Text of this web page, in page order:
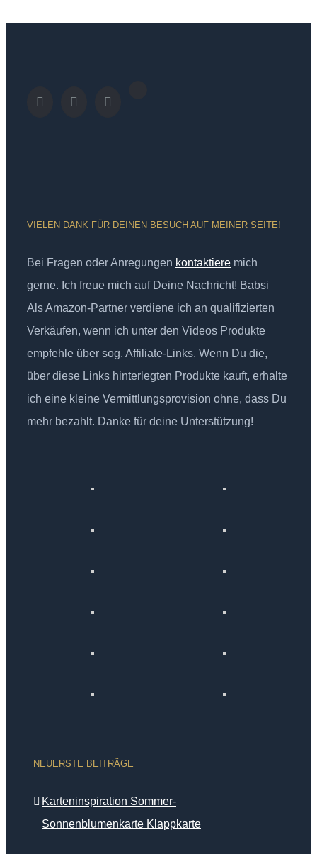
VIELEN DANK FÜR DEINEN BESUCH AUF MEINER SEITE!
Bei Fragen oder Anregungen kontaktiere mich
gerne. Ich freue mich auf Deine Nachricht! Babsi
Als Amazon-Partner verdiene ich an qualifizierten
Verkäufen, wenn ich unter den Videos Produkte
empfehle über sog. Affiliate-Links. Wenn Du die,
über diese Links hinterlegten Produkte kauft, erhalte
ich eine kleine Vermittlungsprovision ohne, dass Du
mehr bezahlt. Danke für deine Unterstützung!
NEUERSTE BEITRÄGE
Karteninspiration Sommer-
Sonnenblumenkarte Klappkarte